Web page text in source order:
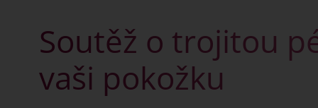
Soutěž o trojitou
vaši pokožku